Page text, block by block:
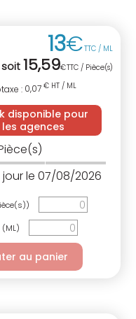
13€TTC / ML
soit15,59€TTC / Pièce(s)
: 0,07 € HT / ML
disponible pour
agences
jour le 07/08/2026
(ML)
au panier